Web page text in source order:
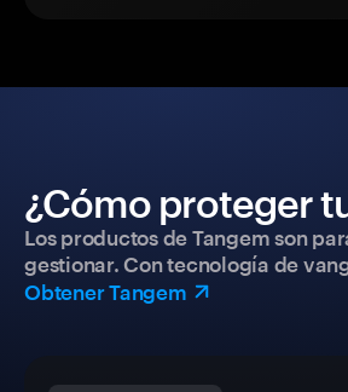
¿Cómo proteger
Los productos de Tangem son
gestionar. Con tecnología de
Obtener Tangem